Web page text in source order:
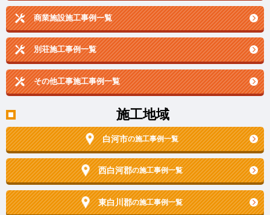
商業施設施工事例一覧
別荘施工事例一覧
その他工事施工事例一覧
施工地域
白河市の施工事例一覧
西白河郡の施工事例一覧
東白川郡の施工事例一覧